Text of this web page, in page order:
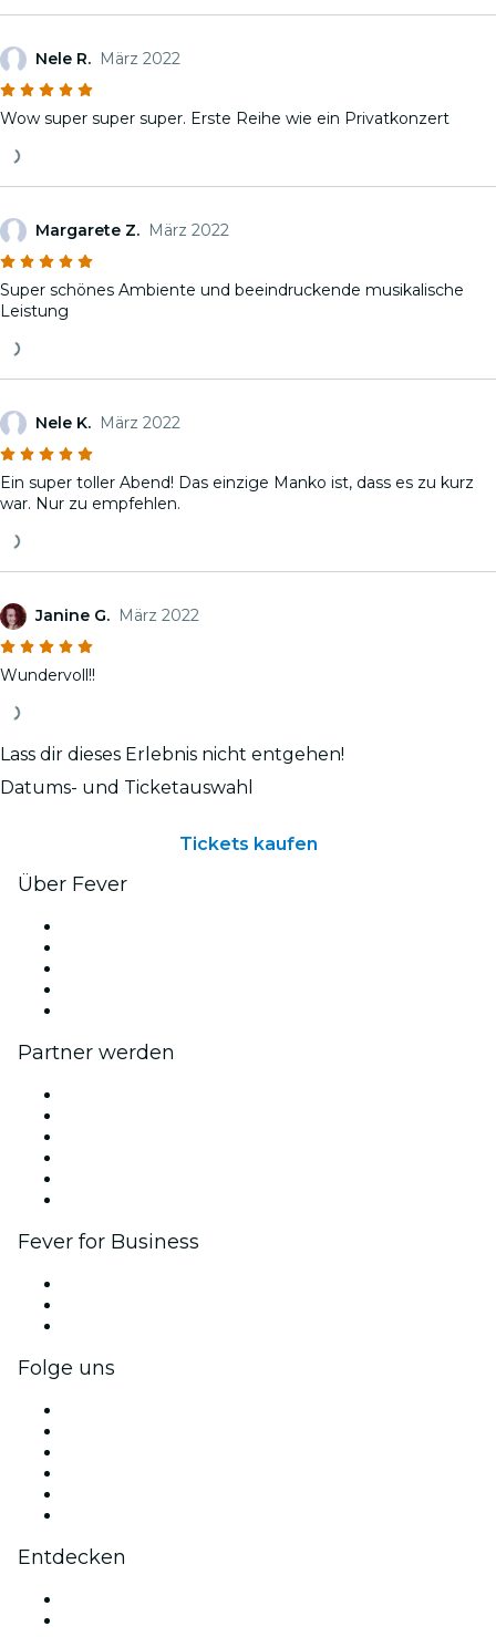
Nele R. März 2022
Wow super super super. Erste Reihe wie ein Privatkonzert
Margarete Z. März 2022
Super schönes Ambiente und beeindruckende musikalische
Leistung
Nele K. März 2022
Ein super toller Abend! Das einzige Manko ist, dass es zu kurz
war. Nur zu empfehlen.
Janine G. März 2022
Wundervoll!!
Lass dir dieses Erlebnis nicht entgehen!
Datums- und Ticketauswahl
Tickets kaufen
Über Fever
Partner werden
Fever for Business
Folge uns
Entdecken